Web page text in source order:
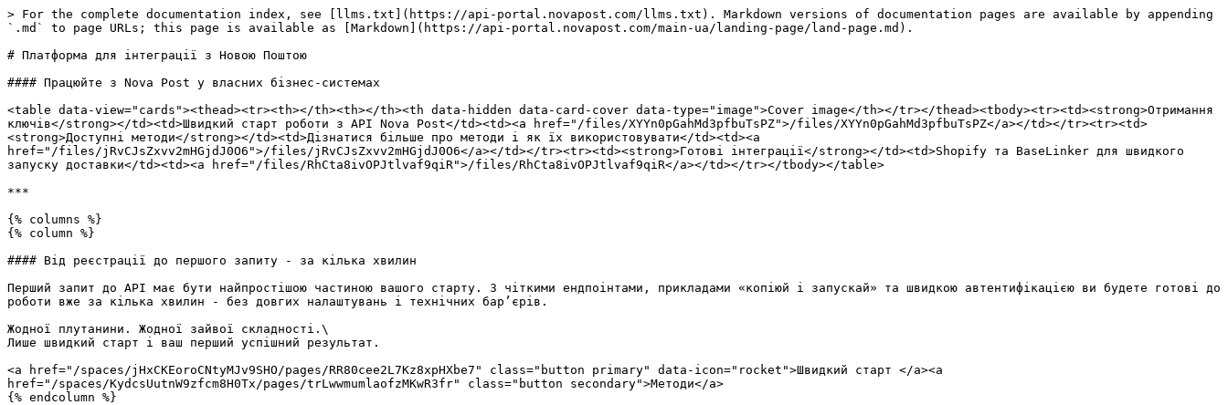
> For the complete documentation index, see [llms.txt](https://api-portal.novapost.com/llms.txt). Markdown versions of documentation pages are available by appending
`.md` to page URLs; this page is available as [Markdown](https://api-portal.novapost.com/main-ua/landing-page/land-page.md).
# Платформа для інтеграції з Новою Поштою
#### Працюйте з Nova Post у власних бізнес-системах
<table data-view="cards"><thead><tr><th></th><th></th><th data-hidden data-card-cover data-type="image">Cover image</th></tr></thead><tbody><tr><td><strong>Отримання
ключів</strong></td><td>Швидкий старт роботи з API Nova Post</td><td><a href="/files/XYYn0pGahMd3pfbuTsPZ">/files/XYYn0pGahMd3pfbuTsPZ</a></td></tr><tr><td>
<strong>Доступні методи</strong></td><td>Дізнатися більше про методи і як їх використовувати</td><td><a
href="/files/jRvCJsZxvv2mHGjdJ0O6">/files/jRvCJsZxvv2mHGjdJ0O6</a></td></tr><tr><td><strong>Готові інтеграції</strong></td><td>Shopify та BaseLinker для швидкого
запуску доставки</td><td><a href="/files/RhCta8ivOPJtlvaf9qiR">/files/RhCta8ivOPJtlvaf9qiR</a></td></tr></tbody></table>
***
{% columns %}
{% column %}
#### Від реєстрації до першого запиту - за кілька хвилин
Перший запит до API має бути найпростішою частиною вашого старту. З чіткими ендпоінтами, прикладами «копіюй і запускай» та швидкою автентифікацією ви будете готові до
роботи вже за кілька хвилин - без довгих налаштувань і технічних бар’єрів.
Жодної плутанини. Жодної зайвої складності.\
Лише швидкий старт і ваш перший успішний результат.
<a href="/spaces/jHxCKEoroCNtyMJv9SHO/pages/RR80cee2L7Kz8xpHXbe7" class="button primary" data-icon="rocket">Швидкий старт </a><a
href="/spaces/KydcsUutnW9zfcm8H0Tx/pages/trLwwmumlaofzMKwR3fr" class="button secondary">Методи</a>
{% endcolumn %}